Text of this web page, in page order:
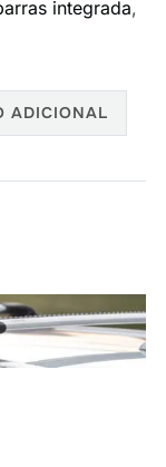
integrada,
ADICIONAL